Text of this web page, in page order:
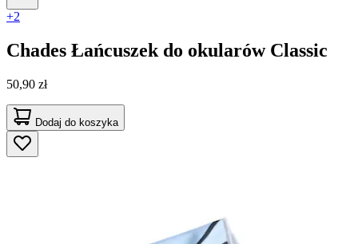
+2
Chades Łańcuszek do okularów Classic
50,90 zł
Dodaj do koszyka